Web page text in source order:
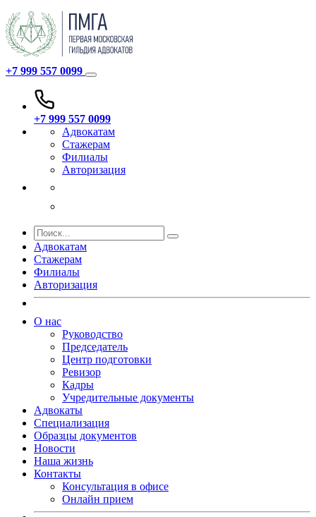
+7 999 557 0099
+7 999 557 0099
Адвокатам
Стажерам
Филиалы
Авторизация
Адвокатам
Стажерам
Филиалы
Авторизация
О нас
Руководство
Председатель
Центр подготовки
Ревизор
Кадры
Учредительные документы
Адвокаты
Специализация
Образцы документов
Новости
Наша жизнь
Контакты
Консультация в офисе
Онлайн прием